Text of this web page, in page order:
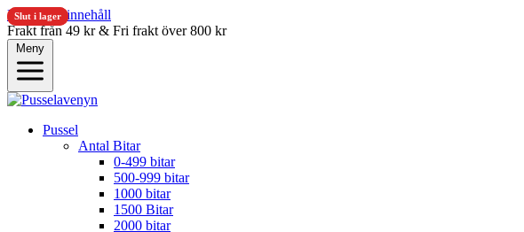
Hoppa till innehåll
Frakt från 49 kr & Fri frakt över 800 kr
Meny
Pussel
Antal Bitar
0-499 bitar
500-999 bitar
1000 bitar
1500 Bitar
2000 bitar
Slut i lager
Slut i lager